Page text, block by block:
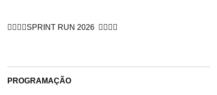
🏃‍♂️🏃‍♀️SPRINT RUN 2026 🏃‍♂️🏃‍♀️
PROGRAMAÇÃO